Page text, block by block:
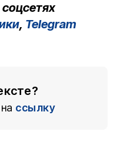
, Telegram
ссылку